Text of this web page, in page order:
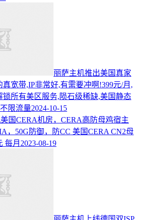
丽萨主机推出美国真家
宽带,IP非常好,有需要冲啊!399元/月,
锁所有美区服务,陨石级稀缺,美国静态
限流量2024-10-15
美国CERA机房，CERA高防母鸡宿主
，50G防御，防CC 美国CERA CN2母
每月 2023-08-19